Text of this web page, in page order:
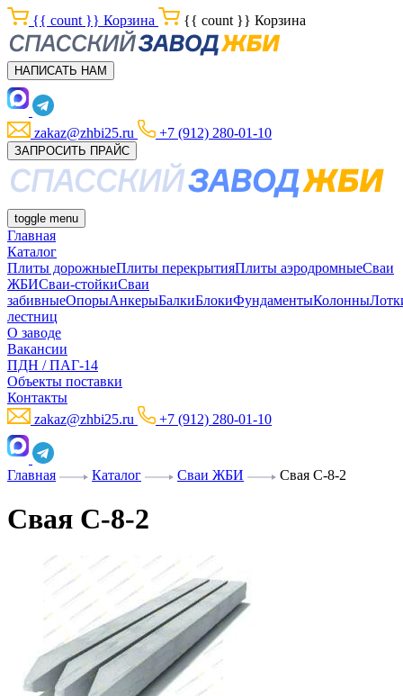
{{ count }} Корзина {{ count }} Корзина
НАПИСАТЬ НАМ
zakaz@zhbi25.ru +7 (912) 280-01-10
ЗАПРОСИТЬ ПРАЙС
toggle menu
Главная
Каталог
Плиты дорожныеПлиты перекрытияПлиты аэродромныеСваи
ЖБИСваи-стойкиСваи
забивныеОпорыАнкерыБалкиБлокиФундаментыКолонны
лестниц
О заводе
Вакансии
ПДН / ПАГ-14
Объекты поставки
Контакты
zakaz@zhbi25.ru
+7 (912) 280-01-10
Главная Каталог Сваи ЖБИ Свая С-8-2
Свая С-8-2